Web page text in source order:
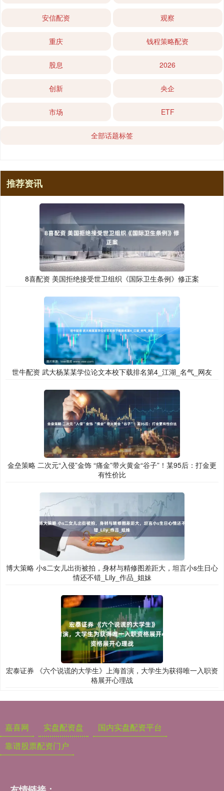
安信配资 观察
重庆 钱程策略配资
股息 2026
创新 央企
市场 ETF
全部话题标签
推荐资讯
8喜配资 美国拒绝接受世卫组织《国际卫生条例》修正案
世牛配资 武大杨某某学位论文本校下载排名第4_江湖_名气_网友
金垒策略 二次元“入侵”金饰 “痛金”带火黄金“谷子”！某95后：打金更
有性价比
博大策略 小s二女儿出街被拍，身材与精修图差距大，坦言小s生日心
情还不错_Lily_作品_姐妹
宏泰证券 《六个说谎的大学生》上海首演，大学生为获得唯一入职资
格展开心理战
嘉喜网 实盘配资盘
国内实盘配资平台
靠谱股票配资门户